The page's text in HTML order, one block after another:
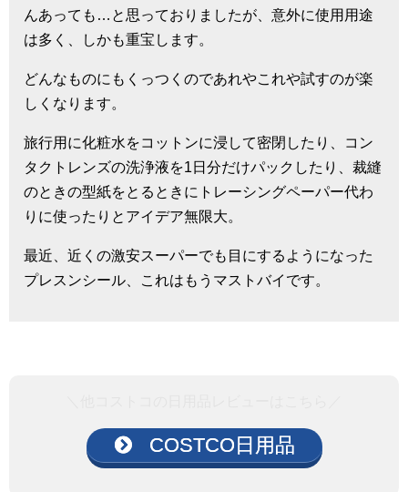
んあっても…と思っておりましたが、意外に使用用途
は多く、しかも重宝します。
どんなものにもくっつくのであれやこれや試すのが楽
しくなります。
旅行用に化粧水をコットンに浸して密閉したり、コン
タクトレンズの洗浄液を1日分だけパックしたり、裁縫
のときの型紙をとるときにトレーシングペーパー代わ
りに使ったりとアイデア無限大。
最近、近くの激安スーパーでも目にするようになった
プレスンシール、これはもうマストバイです。
COSTCO日用品